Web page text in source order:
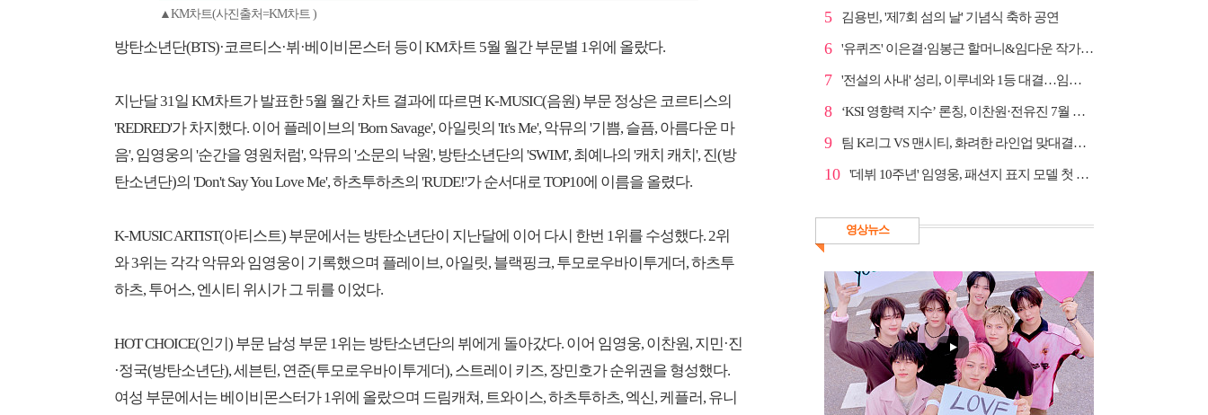
▲KM차트(사진출처=KM차트 )
방탄소년단(BTS)·코르티스·뷔·베이비몬스터 등이 KM차트 5월 월간 부문별 1위에 올랐다.
지난달 31일 KM차트가 발표한 5월 월간 차트 결과에 따르면 K-MUSIC(음원) 부문 정상은 코르티스의
'REDRED'가 차지했다. 이어 플레이브의 'Born Savage', 아일릿의 'It's Me', 악뮤의 '기쁨, 슬픔, 아름다운 마
음', 임영웅의 '순간을 영원처럼', 악뮤의 '소문의 낙원', 방탄소년단의 'SWIM', 최예나의 '캐치 캐치', 진(방
탄소년단)의 'Don't Say You Love Me', 하츠투하츠의 'RUDE!'가 순서대로 TOP10에 이름을 올렸다.
K-MUSIC ARTIST(아티스트) 부문에서는 방탄소년단이 지난달에 이어 다시 한번 1위를 수성했다. 2위
와 3위는 각각 악뮤와 임영웅이 기록했으며 플레이브, 아일릿, 블랙핑크, 투모로우바이투게더, 하츠투
하츠, 투어스, 엔시티 위시가 그 뒤를 이었다.
HOT CHOICE(인기) 부문 남성 부문 1위는 방탄소년단의 뷔에게 돌아갔다. 이어 임영웅, 이찬원, 지민·진
·정국(방탄소년단), 세븐틴, 연준(투모로우바이투게더), 스트레이 키즈, 장민호가 순위권을 형성했다.
여성 부문에서는 베이비몬스터가 1위에 올랐으며 드림캐쳐, 트와이스, 하츠투하츠, 엑신, 케플러, 유니
5 김용빈, '제7회 섬의 날' 기념식 축하 공연
6 '유퀴즈' 이은결·임봉근 할머니&임다운 작가·이승철, '...
7 '전설의 사내' 성리, 이루네와 1등 대결…임영웅 '보금...
8 ‘KSI 영향력 지수’ 론칭, 이찬원·전유진 7월 차트 남녀...
9 팀 K리그 VS 맨시티, 화려한 라인업 맞대결…쿠팡플레이...
10 '데뷔 10주년' 임영웅, 패션지 표지 모델 첫 도전
영상뉴스